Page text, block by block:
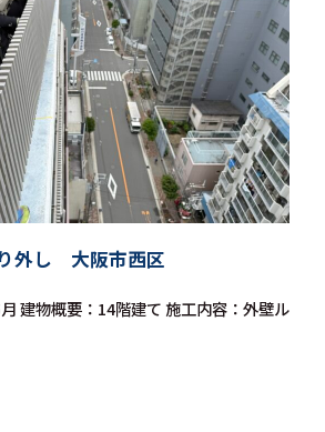
外し 大阪市西区
建物概要：14階建て 施工内容：外壁ル